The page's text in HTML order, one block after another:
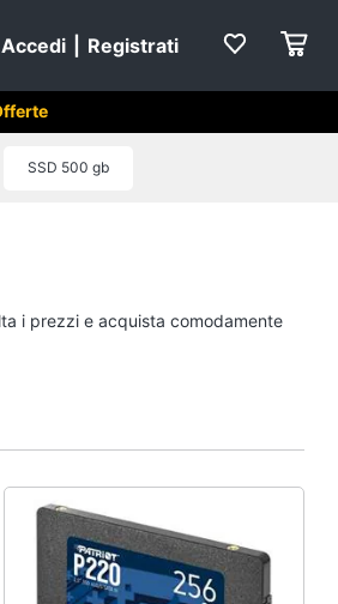
Accedi Registrati
e
SSD 500 gb
i prezzi e acquista comodamente